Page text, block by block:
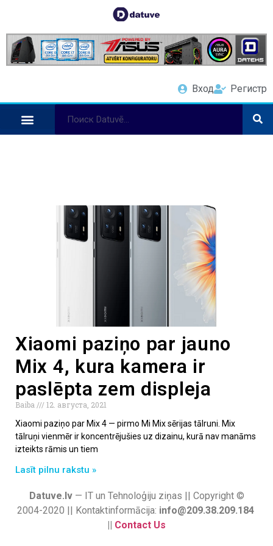
Вход Регистр
Xiaomi paziņo par jauno
Mix 4, kura kamera ir
paslēpta zem displeja
Baiba
12. августа, 2021
Xiaomi paziņo par Mix 4 — pirmo Mi Mix sērijas tālruni. Mix
tālruņi vienmēr ir koncentrējušies uz dizainu, kurā nav manāms
izteikts rāmis un tiem
Lasīt pilnu rakstu »
Datuve.lv— IT un Tehnoloģiju ziņas || Copyright ©
2004-2020 || Kontaktinformācija: info@209.38.209.184
|| Contact Us